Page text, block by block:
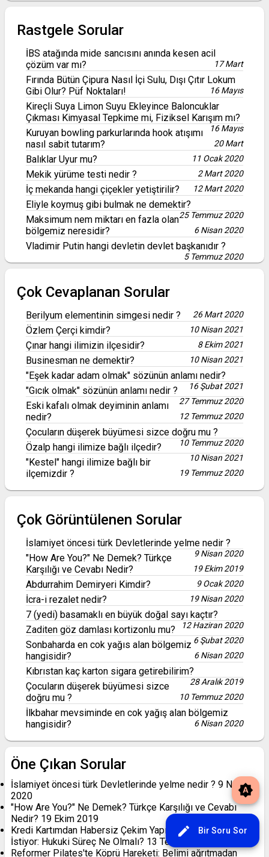
brightness_auto
edit Bir Soru Sor
Rastgele Sorular
İBS atağında mide sancısını anında kesen acil
çözüm var mı?
17 Mart
Fırında Bütün Çipura Nasıl İçi Sulu, Dışı Çıtır Lokum
Gibi Olur? Püf Noktaları!
16 Mayıs
Kireçli Suya Limon Suyu Ekleyince Baloncuklar
Çıkması Kimyasal Tepkime mi, Fiziksel Karışım mı?
16 Mayıs
Kuruyan bowling parkurlarında hook atışımı
nasıl sabit tutarım?
20 Mart
Balıklar Uyur mu? 11 Ocak 2020
Mekik yürüme testi nedir ? 2 Mart 2020
İç mekanda hangi çiçekler yetiştirilir? 12 Mart 2020
Eliyle koymuş gibi bulmak ne demektir?
25 Temmuz 2020
Maksimum nem miktarı en fazla olan
bölgemiz neresidir?
6 Nisan 2020
Vladimir Putin hangi devletin devlet başkanıdır ?
5 Temmuz 2020
Çok Cevaplanan Sorular
Berilyum elementinin simgesi nedir ? 26 Mart 2020
Özlem Çerçi kimdir? 10 Nisan 2021
Çınar hangi ilimizin ilçesidir? 8 Ekim 2021
Businesman ne demektir? 10 Nisan 2021
"Eşek kadar adam olmak" sözünün anlamı nedir?
16 Şubat 2021
"Gıcık olmak" sözünün anlamı nedir ?
27 Temmuz 2020
Eski kafalı olmak deyiminin anlamı
nedir?
12 Temmuz 2020
Çocuların düşerek büyümesi sizce doğru mu ?
10 Temmuz 2020
Özalp hangi ilimize bağlı ilçedir?
10 Nisan 2021
"Kestel" hangi ilimize bağlı bir
ilçemizdir ?
19 Temmuz 2020
Çok Görüntülenen Sorular
İslamiyet öncesi türk Devletlerinde yelme nedir ?
9 Nisan 2020
"How Are You?" Ne Demek? Türkçe
Karşılığı ve Cevabı Nedir?
19 Ekim 2019
Abdurrahim Demiryeri Kimdir? 9 Ocak 2020
İcra-i rezalet nedir? 19 Nisan 2020
7 (yedi) basamaklı en büyük doğal sayı kaçtır?
12 Haziran 2020
Zaditen göz damlası kortizonlu mu?
6 Şubat 2020
Sonbaharda en cok yağıs alan bölgemiz
hangisidir?
6 Nisan 2020
Kıbrıstan kaç karton sigara getirebilirim?
28 Aralık 2019
Çocuların düşerek büyümesi sizce
doğru mu ?
10 Temmuz 2020
İlkbahar mevsiminde en cok yağış alan bölgemiz
hangisidir?
6 Nisan 2020
Öne Çıkan Sorular
İslamiyet öncesi türk Devletlerinde yelme nedir ? 9 Nisan
2020
"How Are You?" Ne Demek? Türkçe Karşılığı ve Cevabı
Nedir? 19 Ekim 2019
Kredi Kartımdan Habersiz Çekim Yapıldı, Banka Ödememi
İstiyor: Hukuki Süreç Ne Olmalı? 13 Temmuz
Reformer Pilates'te Köprü Hareketi: Belimi ağrıtmadan